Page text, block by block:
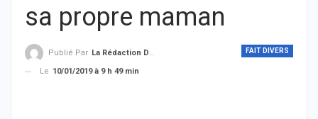
sa propre maman
FAIT DIVERS
Publié Par La Rédaction De THIEYSENEGAL.com
Le 10/01/2019 à 9 h 49 min